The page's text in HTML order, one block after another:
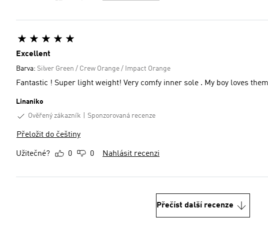
Excellent
Barva: Silver Green / Crew Orange / Impact Orange
Fantastic ! Super light weight! Very comfy inner sole . My boy loves
Linaniko
Ověřený zákazník
Sponzorovaná recenze
Přeložit do češtiny
Užitečné? 0 0 Nahlásit recenzi
Přečíst další recenze